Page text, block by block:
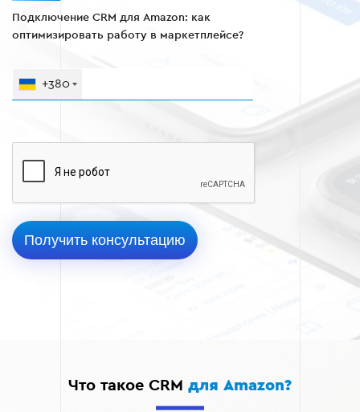
Подключение CRM для Amazon: как
оптимизировать работу в маркетплейсе?
+380
Что такое CRM для Amazon?